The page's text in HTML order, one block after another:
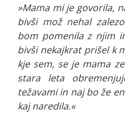
»Mama mi je govorila,
bivši mož nehal
bom pomenila z njim
bivši nekajkrat prišel k
kje sem, se je mama
stara leta
težavami in naj bo že
kaj naredila.«